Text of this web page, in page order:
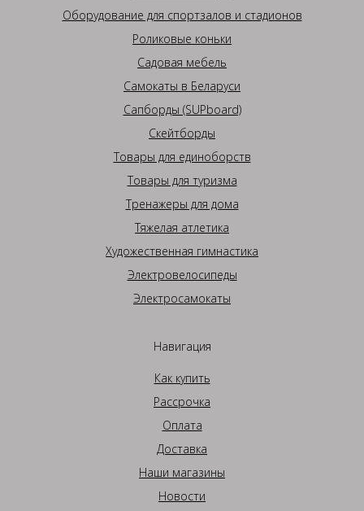
Оборудование для спортзалов и стадионов
Роликовые коньки
Садовая мебель
Самокаты в Беларуси
Сапборды (SUPboard)
Скейтборды
Товары для единоборств
Товары для туризма
Тренажеры для дома
Тяжелая атлетика
Художественная гимнастика
Электровелосипеды
Электросамокаты
Навигация
Как купить
Рассрочка
Оплата
Доставка
Наши магазины
Новости